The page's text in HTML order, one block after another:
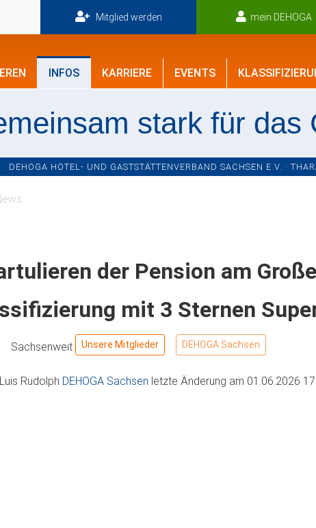
Mitglied werden mein DEHOGA
INFOS KARRIERE EVENTS
stark für das
DEHOGA HOTEL- UND GASTSTÄTTENVERBAND SACHSEN E.V. ·
der Pension am
mit 3 Sternen
Sachsenweit Unsere Mitglieder DEHOGA Sachsen
Luis Rudolph DEHOGA Sachsen letzte Änderung am 01.06.2026